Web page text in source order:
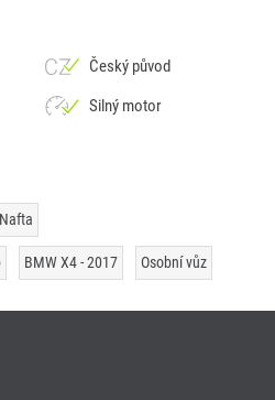
Český původ
Silný motor
BMW X4 - 2017 Osobní vůz